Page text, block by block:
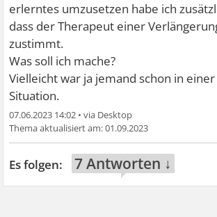
erlerntes umzusetzen habe ich
dass der Therapeut einer
zustimmt.
Was soll ich mache?
Vielleicht war ja jemand schon in
Situation.
07.06.2023 14:02 •
01.09.2023
7 Antworten ↓